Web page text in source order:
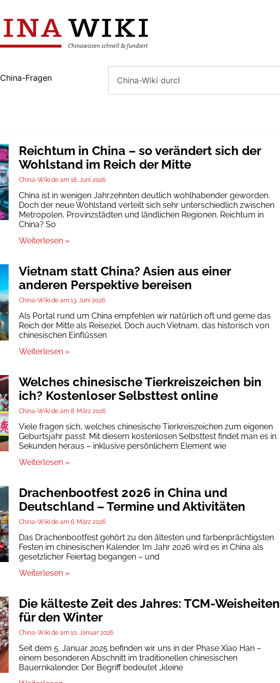
China-Fragen
Reichtum in China – so verändert sich der
Wohlstand im Reich der Mitte
China-Wiki.de 18. Juni 2026
China ist in wenigen Jahrzehnten deutlich wohlhabender geworden.
Doch der neue Wohlstand verteilt sich sehr unterschiedlich zwischen
Metropolen, Provinzstädten und ländlichen Regionen. Reichtum in
China? So
Weiterlesen »
Vietnam statt China? Asien aus einer
anderen Perspektive bereisen
China-Wiki.de 13. Juni 2026
Als Portal rund um China empfehlen wir natürlich oft und gerne das
Reich der Mitte als Reiseziel. Doch auch Vietnam, das historisch von
chinesischen Einflüssen
Weiterlesen »
Welches chinesische Tierkreiszeichen bin
ich? Kostenloser Selbsttest online
China-Wiki.de 8. März 2026
Viele fragen sich, welches chinesische Tierkreiszeichen zum eigenen
Geburtsjahr passt. Mit diesem kostenlosen Selbsttest findet man es in
Sekunden heraus – inklusive persönlichem Element wie
Weiterlesen »
Drachenbootfest 2026 in China und
Deutschland – Termine und Aktivitäten
China-Wiki.de 6. März 2026
Das Drachenbootfest gehört zu den ältesten und farbenprächtigsten
Festen im chinesischen Kalender. Im Jahr 2026 wird es in China als
gesetzlicher Feiertag begangen – und
Weiterlesen »
Die kälteste Zeit des Jahres: TCM-Weisheiten
für den Winter
China-Wiki.de 10. Januar 2026
Seit dem 5. Januar 2025 befinden wir uns in der Phase Xiao Han –
einem besonderen Abschnitt im traditionellen chinesischen
Bauernkalender. Der Begriff bedeutet „kleine